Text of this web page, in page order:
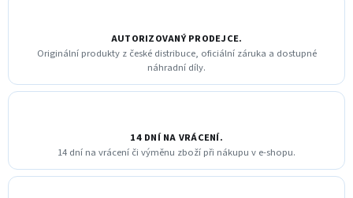
AUTORIZOVANÝ PRODEJCE.
Originální produkty z české distribuce, oficiální záruka a dostupné
náhradní díly.
14 DNÍ NA VRÁCENÍ.
14 dní na vrácení či výměnu zboží při nákupu v e-shopu.